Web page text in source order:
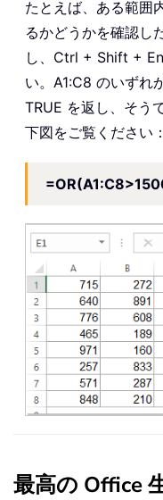
たとえば、ある範囲
るかどうかを確認し
し、Ctrl + Shift +
い。A1:C8 のいずれ
TRUE を返し、そう
下図をご覧ください：
最高の Office